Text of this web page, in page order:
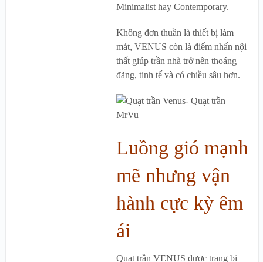
Minimalist hay Contemporary.
Không đơn thuần là thiết bị làm
mát, VENUS còn là điểm nhấn nội
thất giúp trần nhà trở nên thoáng
đãng, tinh tế và có chiều sâu hơn.
Luồng gió mạnh
mẽ nhưng vận
hành cực kỳ êm
ái
Quạt trần VENUS được trang bị